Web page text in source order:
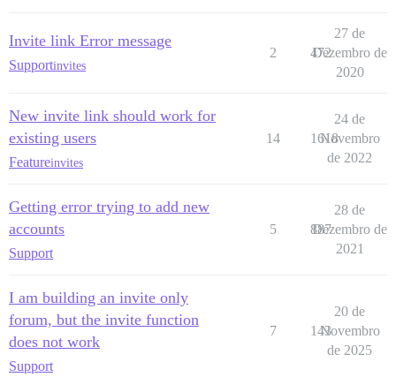
Invite link Error message
Supportinvites
2 472
27 de
Dezembro de
2020
New invite link should work for
existing users
Featureinvites
14 1618
24 de
Novembro
de 2022
Getting error trying to add new
accounts
Support
5 887
28 de
Dezembro de
2021
I am building an invite only
forum, but the invite function
does not work
Support
7 143
20 de
Novembro
de 2025